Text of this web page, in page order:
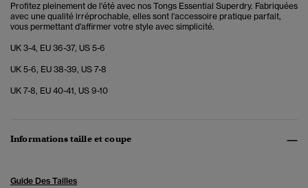
Profitez pleinement de l'été avec nos Tongs Essential Superdry. Fabriquées
avec une qualité irréprochable, elles sont l'accessoire pratique parfait,
vous permettant d'affirmer votre style avec simplicité.
UK 3-4, EU 36-37, US 5-6
UK 5-6, EU 38-39, US 7-8
UK 7-8, EU 40-41, US 9-10
Informations taille et coupe
Guide Des Tailles